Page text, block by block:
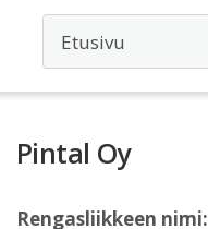
Pintal Oy
Rengasliikkeen nimi: